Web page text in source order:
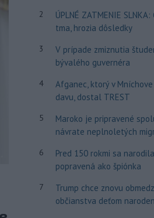
2
ÚPLNÉ ZATMENIE
tma, hrozia dôsledky
3
V prípade zmiznutia
bývalého guvernéra
4
Afganec, ktorý v
davu, dostal TREST
5
Maroko je pripravené
návrate neplnoletých
6
Pred 150 rokmi sa
popravená ako špiónka
7
Trump chce znovu
občianstva deťom